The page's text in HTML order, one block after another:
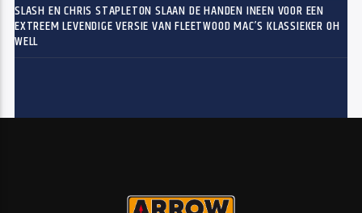
SLASH EN CHRIS STAPLETON SLAAN DE HANDEN INEEN VOOR EEN
EXTREEM LEVENDIGE VERSIE VAN FLEETWOOD MAC’S KLASSIEKER OH
WELL